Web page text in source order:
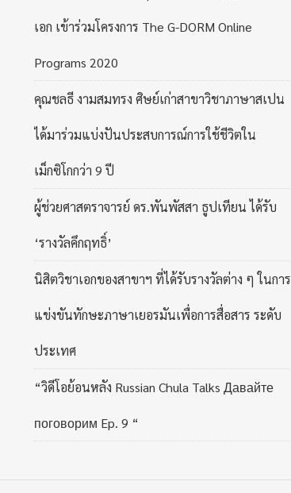
เอก เข้าร่วมโครงการ The G-DORM Online
Programs 2020
คุณชลธี งามสมทรง ศิษย์เก่าสาขาวิชาภาษาสเปน
ได้มาร่วมแบ่งปันประสบการณ์การใช้ชีวิตใน
เม็กซิโกกว่า 9 ปี
ผู้ช่วยศาสตราจารย์ ดร.พันพัสสา ธูปเทียน ได้รับ
‘รางวัลคึกฤทธิ์’
นิสิตวิชาเอกของสาขาฯ ที่ได้รับรางวัลต่าง ๆ ในการ
แข่งขันทักษะภาษาเยอรมันเพื่อการสื่อสาร ระดับ
ประเทศ
“วิดีโอย้อนหลัง Russian Chula Talks Давайте
поговорим Ep. 9 “